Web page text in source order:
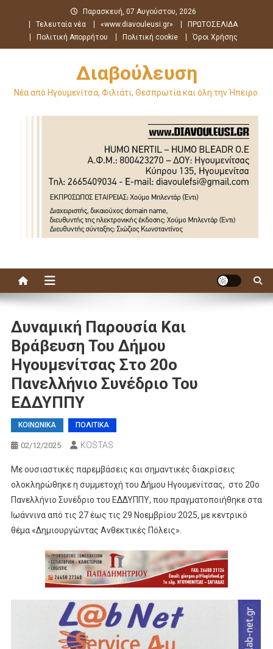
περιεχόμενο
Παρασκευή, 07 Αυγούστου, 2026
Τελευταία νέα
«www.diavouleusi.gr»
ΠΡΩΤΟΣΕΛΙΔΑ
Πολιτική Απορρήτου
Πολιτική cookie Όροι Χρήσης
Διαβούλευση
Νέα από Ηγουμενίτσα, Φιλιάτι, Θεσπρωτία και όλη την Ήπειρο.
Δυναμική Παρουσία Και
Βράβευση Του Δήμου
Ηγουμενίτσας Στο 20ο
Πανελλήνιο Συνέδριο Του
ΕΔΔΥΠΠΥ
ΚΟΙΝΩΝΙΚΑ ΠΟΛΙΤΙΚΑ
02/12/2025 KOSTAS
Με ουσιαστικές παρεμβάσεις και σημαντικές διακρίσεις
ολοκληρώθηκε η συμμετοχή του Δήμου Ηγουμενίτσας, στο 20ο
Πανελλήνιο Συνέδριο του ΕΔΔΥΠΠΥ, που πραγματοποιήθηκε στα
Ιωάννινα από τις 27 έως τις 29 Νοεμβρίου 2025, με κεντρικό
θέμα «Δημιουργώντας Ανθεκτικές Πόλεις».